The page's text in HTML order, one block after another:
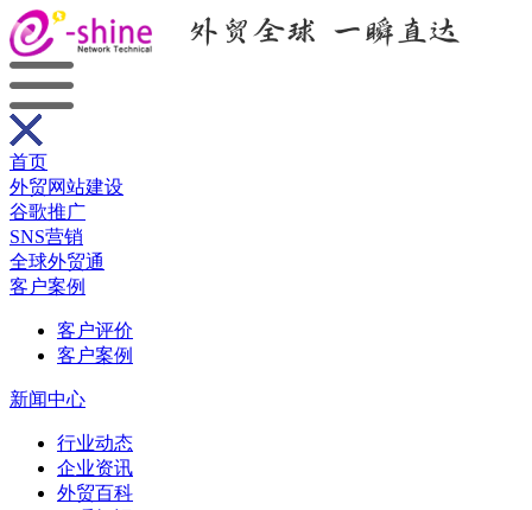
首页
外贸网站建设
谷歌推广
SNS营销
全球外贸通
客户案例
客户评价
客户案例
新闻中心
行业动态
企业资讯
外贸百科